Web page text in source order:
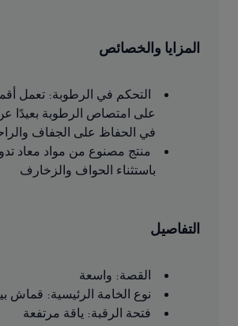
المزايا والخصائص
على امتصاص الرطوبة بعيدًا
في الحفاظ على الجفاف
باستثناء الحواف والزخارف
التفاصيل
القصة: واسعة
نوع الخامة الرئيسية: قماش
فتحة الرقبة: ياقة مرتفعة